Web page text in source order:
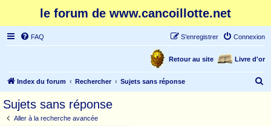
le forum de www.cancoillotte.net
FAQ Connexion
S’enregistrer
Livre d'or
Retour au site
Index du forum Rechercher Sujets sans réponse
Sujets sans réponse
Aller à la recherche avancée